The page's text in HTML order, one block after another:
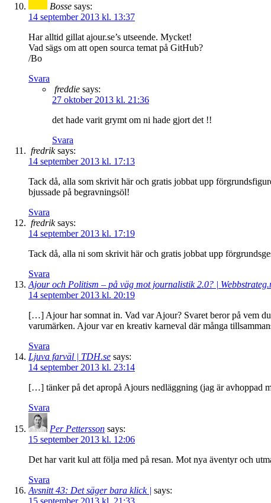
Bosse says:
14 september 2013 kl. 13:37
Har alltid gillat ajour.se’s utseende. Mycket!
Vad sägs om att open sourca temat på GitHub?
/Bo
Svara
freddie says:
27 oktober 2013 kl. 21:36
det hade varit grymt om ni hade gjort det !!
Svara
fredrik says:
14 september 2013 kl. 17:13
Tack då, alla som skrivit här och gratis jobbat upp
bjussade på begravningsöl!
Svara
fredrik says:
14 september 2013 kl. 17:19
Tack då, alla ni som skrivit här och gratis jobbat upp
Svara
Ajour och Politism – på väg mot journalistik 2.0? |
14 september 2013 kl. 20:19
[…] Ajour har somnat in. Vad var Ajour? Svaret beror på vem
varumärken. Ajour var en kreativ karneval där många
Svara
Ljuva farväl | TDH.se says:
14 september 2013 kl. 23:14
[…] tänker på det apropå Ajours nedläggning (jag är avhoppad
Svara
Per Pettersson says:
15 september 2013 kl. 12:06
Det har varit kul att följa med på resan. Mot nya äventyr och
Svara
Avsnitt 43: Det säger bara klick | says:
15 september 2013 kl. 21:33